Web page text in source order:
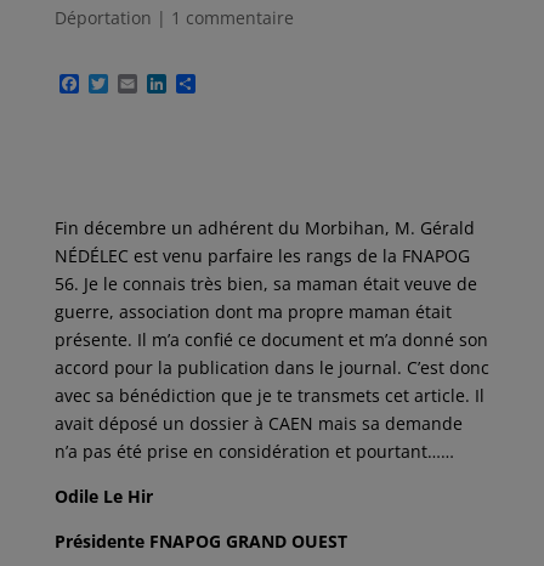
Déportation | 1 commentaire
F
k
T E L
n
P
r
Fin décembre un adhérent du Morbihan, M. Gérald
NÉDÉLEC est venu parfaire les rangs de la FNAPOG
56. Je le connais très bien, sa maman était veuve de
guerre, association dont ma propre maman était
présente. Il m’a confié ce document et m’a donné son
accord pour la publication dans le journal. C’est donc
avec sa bénédiction que je te transmets cet article. Il
avait déposé un dossier à CAEN mais sa demande
n’a pas été prise en considération et pourtant……
Odile Le Hir
Présidente FNAPOG GRAND OUEST